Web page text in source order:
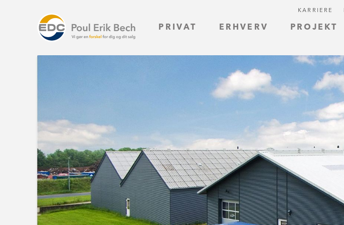
PRIVAT ERHVERV PROJEKT
KARRIERE